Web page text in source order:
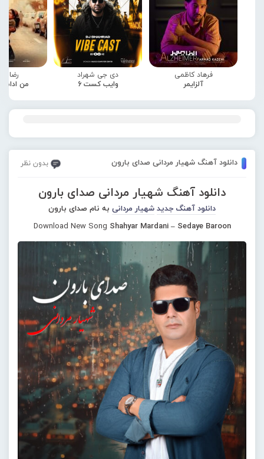
فرهاد کاظمی
آلزایمر
دی جی شهراد
وایب کست 6
رضا
من
دانلود آهنگ شهیار مردانی صدای بارون بدون نظر
دانلود آهنگ شهیار مردانی صدای بارون
دانلود آهنگ جدید شهیار مردانی به نام صدای بارون
Download New Song Shahyar Mardani – Sedaye Baroon